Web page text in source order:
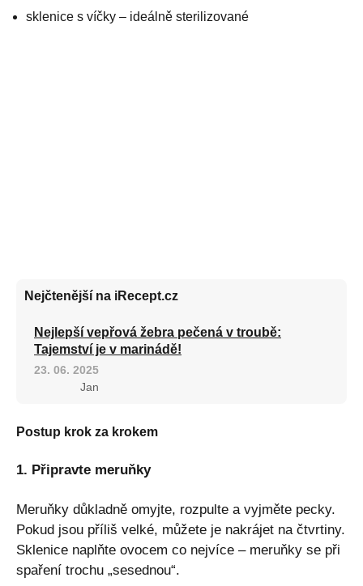
sklenice s víčky – ideálně sterilizované
Nejčtenější na iRecept.cz
Nejlepší vepřová žebra pečená v troubě:
Tajemství je v marinádě!
23. 06. 2025
Jan
Postup krok za krokem
1. Připravte meruňky
Meruňky důkladně omyjte, rozpulte a vyjměte pecky.
Pokud jsou příliš velké, můžete je nakrájet na čtvrtiny.
Sklenice naplňte ovocem co nejvíce – meruňky se při
spaření trochu „sesednou“.